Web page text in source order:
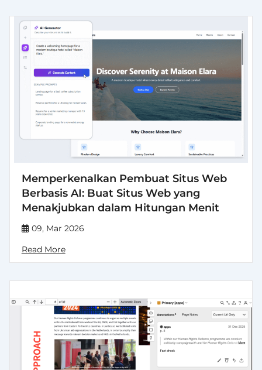
Memperkenalkan Pembuat Situs Web
Berbasis AI: Buat Situs Web yang
Menakjubkan dalam Hitungan Menit
09, Mar 2026
Read More